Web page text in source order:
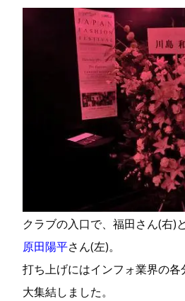
クラブの入口で、福田さん(右)と
原田陽平さん(左)。
打ち上げにはインフォ業界の
大集結しました。